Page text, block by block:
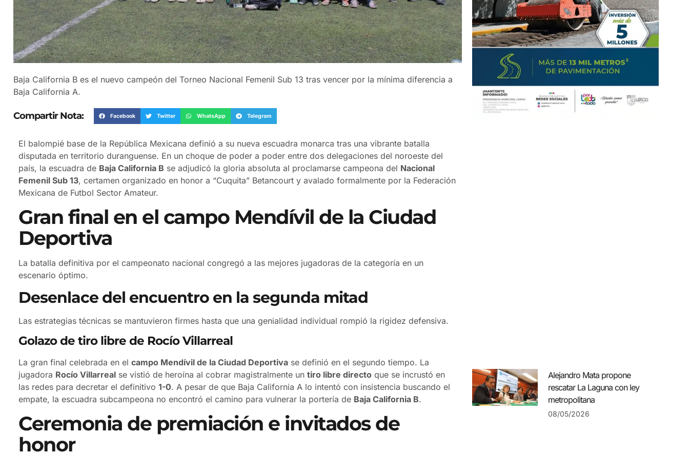
Baja California B es el nuevo campeón del Torneo Nacional Femenil Sub 13 tras vencer por la mínima diferencia a
Baja California A.
Compartir Nota: Facebook Twitter WhatsApp Telegram
El balompié base de la República Mexicana definió a su nueva escuadra monarca tras una vibrante batalla
disputada en territorio duranguense. En un choque de poder a poder entre dos delegaciones del noroeste del
país, la escuadra de Baja California B se adjudicó la gloria absoluta al proclamarse campeona del Nacional
Femenil Sub 13, certamen organizado en honor a “Cuquita” Betancourt y avalado formalmente por la Federación
Mexicana de Futbol Sector Amateur.
Gran final en el campo Mendívil de la Ciudad
Deportiva
La batalla definitiva por el campeonato nacional congregó a las mejores jugadoras de la categoría en un
escenario óptimo.
Desenlace del encuentro en la segunda mitad
Las estrategias técnicas se mantuvieron firmes hasta que una genialidad individual rompió la rigidez defensiva.
Golazo de tiro libre de Rocío Villarreal
La gran final celebrada en el campo Mendívil de la Ciudad Deportiva se definió en el segundo tiempo. La
jugadora Rocío Villarreal se vistió de heroína al cobrar magistralmente un tiro libre directo que se incrustó en
las redes para decretar el definitivo 1-0. A pesar de que Baja California A lo intentó con insistencia buscando el
empate, la escuadra subcampeona no encontró el camino para vulnerar la portería de Baja California B.
Ceremonia de premiación e invitados de
honor
Alejandro Mata propone
rescatar La Laguna con ley
metropolitana
08/05/2026